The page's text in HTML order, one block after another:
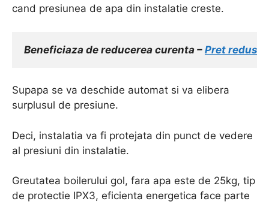
cand presiunea de apa din instalatie creste.
Beneficiaza de reducerea curenta – Pret redus
Supapa se va deschide automat si va elibera
surplusul de presiune.
Deci, instalatia va fi protejata din punct de vedere
al presiuni din instalatie.
Greutatea boilerului gol, fara apa este de 25kg, tip
de protectie IPX3, eficienta energetica face parte